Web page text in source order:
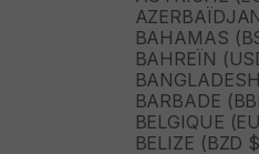
BAHAMAS
BAHREÏN
BARBADE
BELGIQUE
BELIZE (BZD